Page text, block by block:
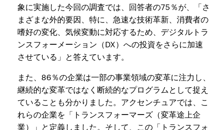
象に実施した今回の調査では、回答者の75％が、「さ
まざまな外的要因、特に、急速な技術革新、消費者の
嗜好の変化、気候変動に対応するため、デジタルトラ
ンスフォーメーション（DX）への投資をさらに加速
させている」と答えています。
また、86％の企業は一部の事業領域の変革に注力し、
継続的な変革ではなく断続的なプログラムとして捉え
ていることも分かりました。アクセンチュアでは、こ
れらの企業を「トランスフォーマーズ（変革途上企
業）」と定義しました。そして、この「トランスフォ